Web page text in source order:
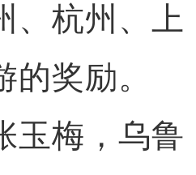
、杭州、上
奖励。
梅，乌鲁